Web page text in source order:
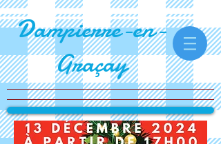
Dampierre-en-
Graçay​